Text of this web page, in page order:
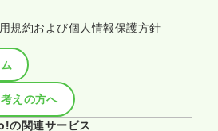
規約および個人情報保護方針
えの方へ
の関連サービス